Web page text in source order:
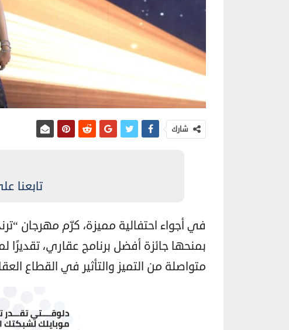
شارك
تابعنا
في أجواء احتفالية مميزة، كرّم مهرجان
متواصلة من التميز والتأثير في القطاع